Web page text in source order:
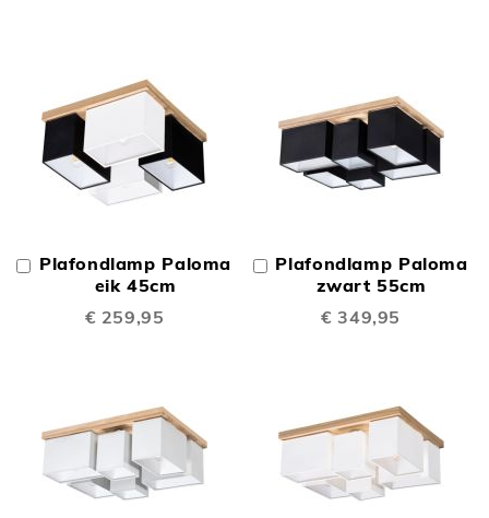
Plafondlamp Paloma
eik 45cm
€ 259,95
In
Winkelwagen
Plafondlamp Paloma
zwart 55cm
€ 349,95
In
Winkelwagen